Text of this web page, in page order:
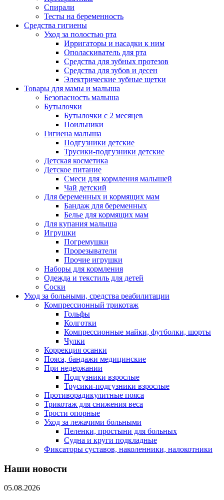
Спирали
Тесты на беременность
Средства гигиены
Уход за полостью рта
Ирригаторы и насадки к ним
Ополаскиватель для рта
Средства для зубных протезов
Средства для зубов и десен
Электрические зубные щетки
Товары для мамы и малыша
Безопасность малыша
Бутылочки
Бутылочки с 2 месяцев
Поильники
Гигиена малыша
Подгузники детские
Трусики-подгузники детские
Детская косметика
Детское питание
Смеси для кормления малышей
Чай детский
Для беременных и кормящих мам
Бандаж для беременных
Белье для кормящих мам
Для купания малыша
Игрушки
Погремушки
Прорезыватели
Прочие игрушки
Наборы для кормления
Одежда и текстиль для детей
Соски
Уход за больными, средства реабилитации
Компрессионный трикотаж
Гольфы
Колготки
Компрессионные майки, футболки, шорты
Чулки
Коррекция осанки
Пояса, бандажи медицинские
При недержании
Подгузники взрослые
Трусики-подгузники взрослые
Противорадикулитные пояса
Трикотаж для снижения веса
Трости опорные
Уход за лежачими больными
Пеленки, простыни для больных
Судна и круги подкладные
Фиксаторы суставов, наколенники, налокотники
Наши новости
05.08.2026